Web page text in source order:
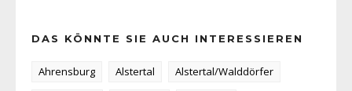
DAS KÖNNTE SIE AUCH INTERESSIEREN
Ahrensburg Alstertal
Alstertal/Walddörfer